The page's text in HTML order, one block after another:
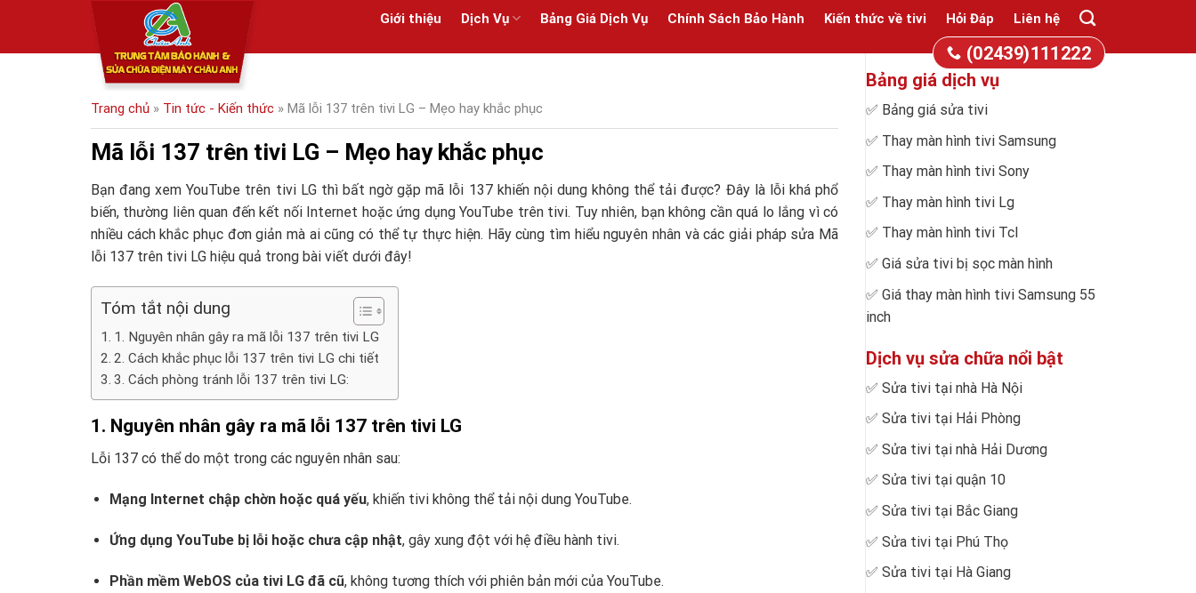
content
Giới thiệu Dịch Vụ Bảng Giá Dịch Vụ Chính Sách Bảo Hành Kiến thức về tivi Hỏi Đáp Liên hệ
(02439)111222
Trang chủ » Tin tức - Kiến thức » Mã lỗi 137 trên tivi LG – Mẹo hay khắc phục
Mã lỗi 137 trên tivi LG – Mẹo hay khắc phục
Bạn đang xem YouTube trên tivi LG thì bất ngờ gặp mã lỗi 137 khiến nội dung không thể tải được? Đây là lỗi khá phổ
biến, thường liên quan đến kết nối Internet hoặc ứng dụng YouTube trên tivi. Tuy nhiên, bạn không cần quá lo lắng vì có
nhiều cách khắc phục đơn giản mà ai cũng có thể tự thực hiện. Hãy cùng tìm hiểu nguyên nhân và các giải pháp sửa Mã
lỗi 137 trên tivi LG hiệu quả trong bài viết dưới đây!
Tóm tắt nội dung
1. Nguyên nhân gây ra mã lỗi 137 trên tivi LG
2. Cách khắc phục lỗi 137 trên tivi LG chi tiết
3. Cách phòng tránh lỗi 137 trên tivi LG:
1. Nguyên nhân gây ra mã lỗi 137 trên tivi LG
Lỗi 137 có thể do một trong các nguyên nhân sau:
Mạng Internet chập chờn hoặc quá yếu, khiến tivi không thể tải nội dung YouTube.
Ứng dụng YouTube bị lỗi hoặc chưa cập nhật, gây xung đột với hệ điều hành tivi.
Phần mềm WebOS của tivi LG đã cũ, không tương thích với phiên bản mới của YouTube.
Bảng giá dịch vụ
✅ Bảng giá sửa tivi
✅ Thay màn hình tivi Samsung
✅ Thay màn hình tivi Sony
✅ Thay màn hình tivi Lg
✅ Thay màn hình tivi Tcl
✅ Giá sửa tivi bị sọc màn hình
✅ Giá thay màn hình tivi Samsung 55
inch
Dịch vụ sửa chữa nổi bật
✅ Sửa tivi tại nhà Hà Nội
✅ Sửa tivi tại Hải Phòng
✅ Sửa tivi tại nhà Hải Dương
✅ Sửa tivi tại quận 10
✅ Sửa tivi tại Bắc Giang
✅ Sửa tivi tại Phú Thọ
✅ Sửa tivi tại Hà Giang